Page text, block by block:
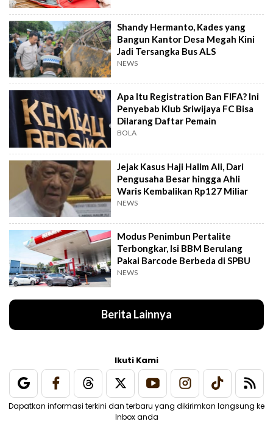
Shandy Hermanto, Kades yang
Bangun Kantor Desa Megah Kini
Jadi Tersangka Bus ALS
NEWS
Apa Itu Registration Ban FIFA? Ini
Penyebab Klub Sriwijaya FC Bisa
Dilarang Daftar Pemain
BOLA
Jejak Kasus Haji Halim Ali, Dari
Pengusaha Besar hingga Ahli
Waris Kembalikan Rp127 Miliar
NEWS
Modus Penimbun Pertalite
Terbongkar, Isi BBM Berulang
Pakai Barcode Berbeda di SPBU
NEWS
Berita Lainnya
Ikuti Kami
Dapatkan informasi terkini dan terbaru yang dikirimkan langsung ke
Inbox anda